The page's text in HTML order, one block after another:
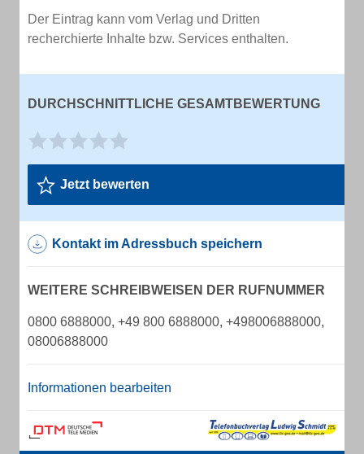
Der Eintrag kann vom Verlag und Dritten
recherchierte Inhalte bzw. Services enthalten.
DURCHSCHNITTLICHE GESAMTBEWERTUNG
Jetzt bewerten
Kontakt im Adressbuch speichern
WEITERE SCHREIBWEISEN DER RUFNUMMER
0800 6888000, +49 800 6888000, +498006888000,
08006888000
Informationen bearbeiten